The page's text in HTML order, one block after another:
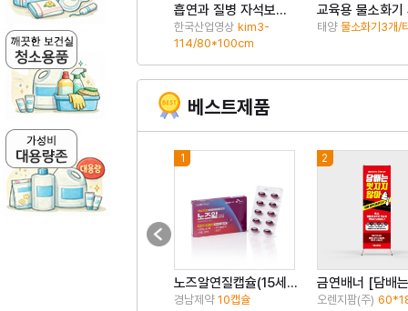
흡연과 질병 자석보드 세트
한국산업영상 kim3-
114/80*100cm
교육용 물소화기
태양 물소화기3개/
베스트제품
1
노즈알연질캡슐(15세이상)
경남제약 10캡슐
2
오렌지팜(주)